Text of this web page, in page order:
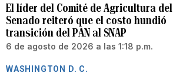
El líder del Comité de Agricultura del
Senado reiteró que el costo hundió
transición del PAN al SNAP
6 de agosto de 2026 a las 1:18 p.m.
WASHINGTON D. C.